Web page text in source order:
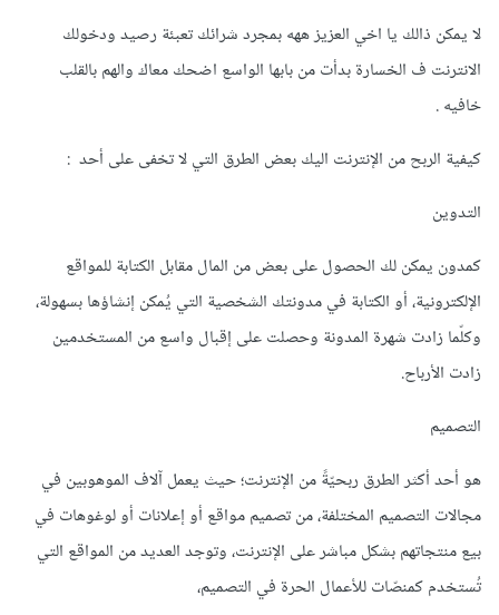
لا يمكن ذالك يا اخي العزيز ههه بمجرد شرائك تعبئة رصيد ودخولك
الانترنت ف الخسارة بدأت من بابها الواسع اضحك معاك والهم بالقلب
خافيه .
كيفية الربح من الإنترنت اليك بعض الطرق التي لا تخفى على أحد :
التدوين
كمدون يمكن لك الحصول على بعض من المال مقابل الكتابة للمواقع
الإلكترونية، أو الكتابة في مدونتك الشخصية التي يُمكن إنشاؤها بسهولة،
وكلّما زادت شهرة المدونة وحصلت على إقبال واسع من المستخدمين
زادت الأرباح.
التصميم
هو أحد أكثر الطرق ربحيّةً من الإنترنت؛ حيث يعمل آلاف الموهوبين في
مجالات التصميم المختلفة، من تصميم مواقع أو إعلانات أو لوغوهات في
بيع منتجاتهم بشكل مباشر على الإنترنت، وتوجد العديد من المواقع التي
تُستخدم كمنصّات للأعمال الحرة في التصميم،